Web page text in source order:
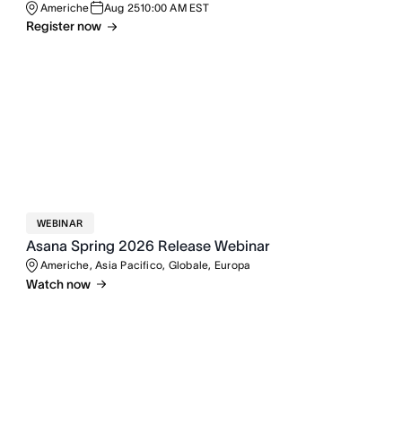
Americhe Aug 2510:00 AM EST
Register now
WEBINAR
Asana Spring 2026 Release Webinar
Americhe, Asia Pacifico, Globale, Europa
Watch now